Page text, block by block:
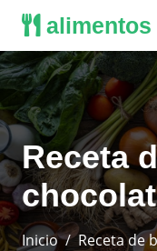
alimentos
Receta
Inicio Receta de